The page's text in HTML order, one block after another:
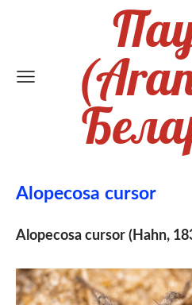
Alopecosa cursor
Alopecosa cursor (Hahn,